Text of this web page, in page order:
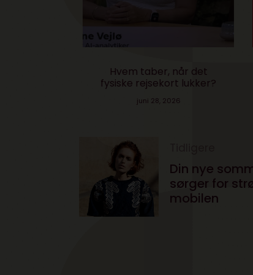
Hvem taber, når det
fysiske rejsekort lukker?
juni 28, 2026
Din nye
sørger for
mobilen